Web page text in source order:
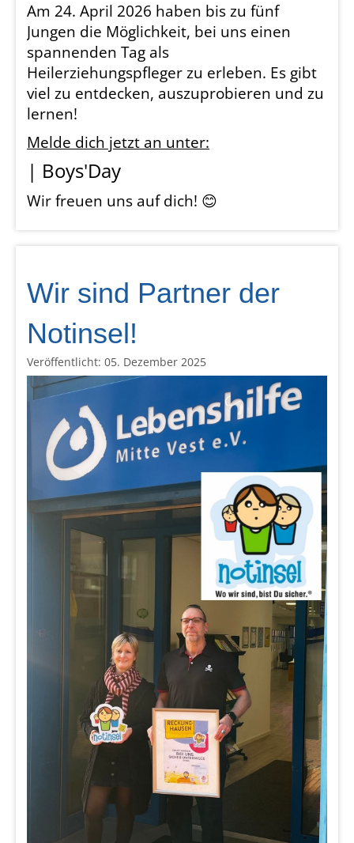
Am 24. April 2026 haben bis zu fünf
Jungen die Möglichkeit, bei uns einen
spannenden Tag als
Heilerziehungspfleger zu erleben. Es gibt
viel zu entdecken, auszuprobieren und zu
lernen!
Melde dich jetzt an unter:
| Boys'Day
Wir freuen uns auf dich! 😊
Wir sind Partner der
Notinsel!
Veröffentlicht: 05. Dezember 2025